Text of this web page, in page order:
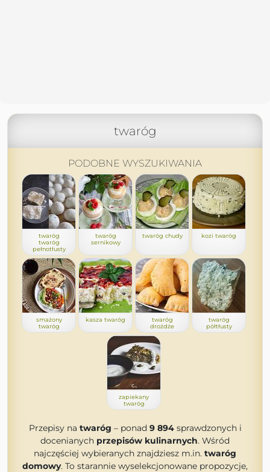
twaróg
PODOBNE WYSZUKIWANIA
twaróg
twaróg
pełnotłusty
twaróg
sernikowy
twaróg chudy kozi twaróg
smażony
twaróg
kasza twaróg
twaróg
drożdże
twaróg
półtłusty
zapiekany
twaróg
Przepisy na twaróg – ponad 9 894sprawdzonych i
docenianych przepisów kulinarnych. Wśród
najczęściej wybieranych znajdziesz m.in. twaróg
domowy. To starannie wyselekcjonowane propozycje,